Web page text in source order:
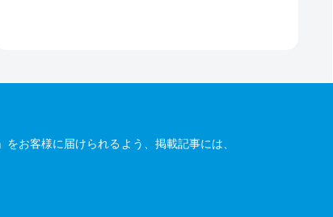
お客様に届けられるよう、掲載記事には、